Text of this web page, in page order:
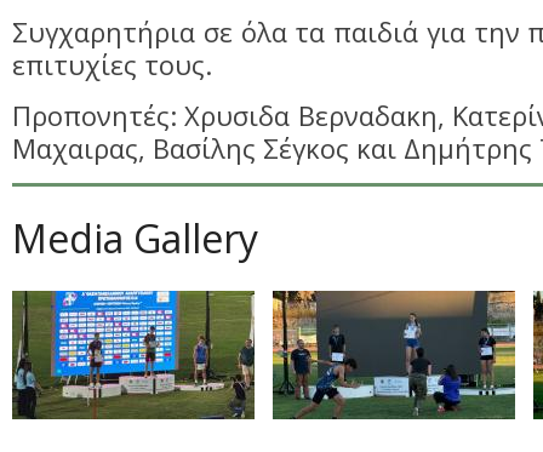
Συγχαρητήρια σε όλα τα παιδιά για την
επιτυχίες τους.
Προπονητές: Χρυσιδα Βερναδακη,
Μαχαιρας, Βασίλης Σέγκος και Δημήτρης
Media Gallery